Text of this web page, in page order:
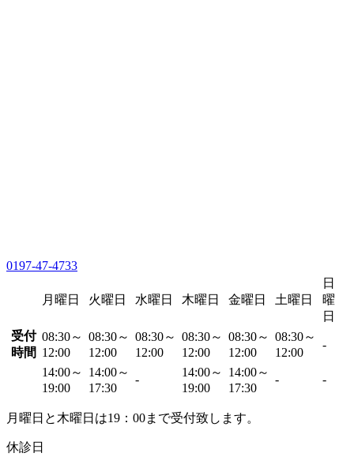
0197-47-4733
月曜日 火曜日 水曜日 木曜日 金曜日 土曜日
日
曜
日
受付
時間
08:30～
12:00
08:30～
12:00
08:30～
12:00
08:30～
12:00
08:30～
12:00
08:30～
12:00
-
14:00～
19:00
14:00～
17:30
-
14:00～
19:00
14:00～
17:30
- -
月曜日と木曜日は19：00まで受付致します。
休診日